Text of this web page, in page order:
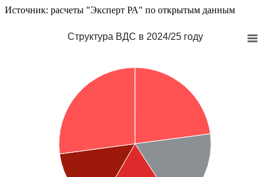
Источник: расчеты "Эксперт РА" по открытым данным
Структура ВДС в 2024/25 году